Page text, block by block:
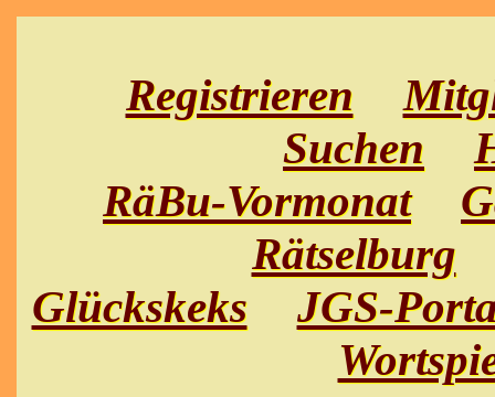
Registrieren
Suchen
RäBu-Vormonat
Rätselburg
Glückskeks
JGS-